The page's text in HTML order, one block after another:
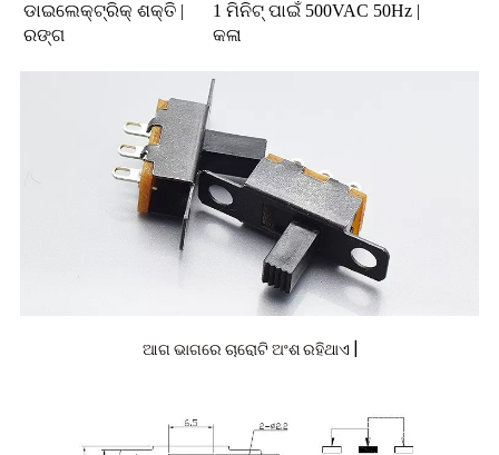
ଡାଇଲେକ୍ଟ୍ରିକ୍ ଶକ୍ତି |
1 ମିନିଟ୍ ପାଇଁ 500VAC 50Hz |
ରଙ୍ଗ
କଳା
ଆଗ ଭାଗରେ ଚାରୋଟି ଅଂଶ ରହିଥାଏ |